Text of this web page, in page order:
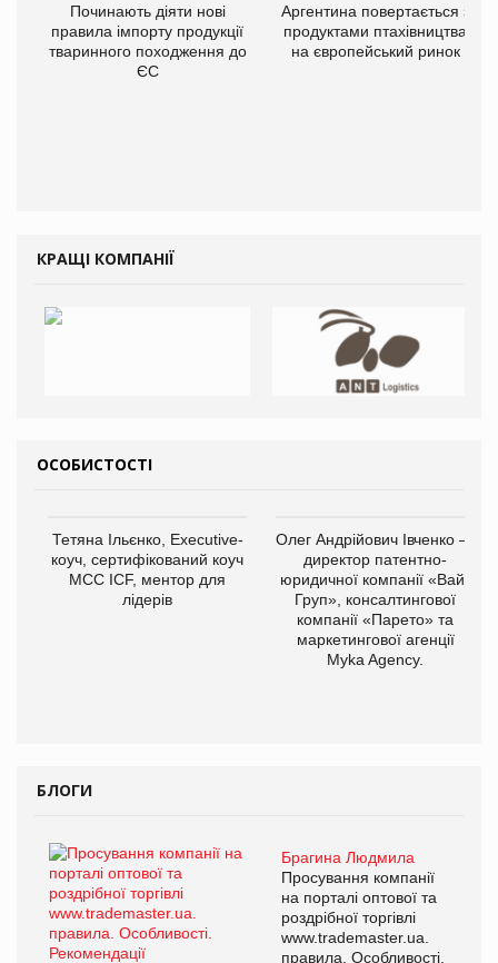
Починають діяти нові
правила імпорту продукції
тваринного походження до
ЄС
Аргентина повертається з
продуктами птахівництва
на європейський ринок
КРАЩІ КОМПАНІЇ
ОСОБИСТОСТІ
Тетяна Ільєнко, Executive-
коуч, сертифікований коуч
МСС ICF, ментор для
лідерів
Олег Андрійович Івченко —
директор патентно-
юридичної компанії «Вайз
Груп», консалтингової
компанії «Парето» та
маркетингової агенції
Myka Agency.
БЛОГИ
Брагина Людмила
Просування компанії
на порталі оптової та
роздрібної торгівлі
www.trademaster.ua.
правила. Особливості.